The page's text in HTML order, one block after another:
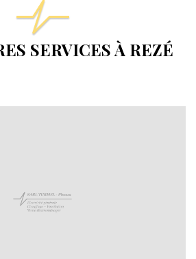
SERVICES À REZÉ